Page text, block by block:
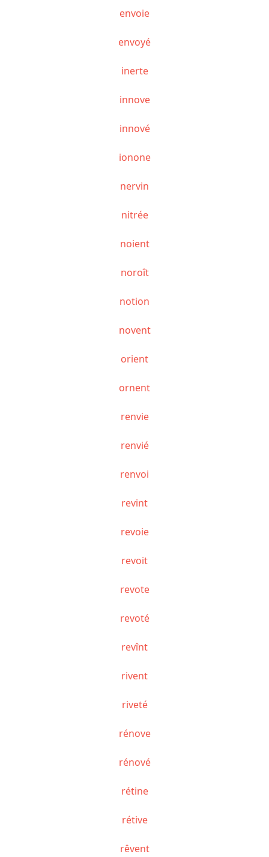
envoie
envoyé
inerte
innove
innové
ionone
nervin
nitrée
noient
noroît
notion
novent
orient
ornent
renvie
renvié
renvoi
revint
revoie
revoit
revote
revoté
revînt
rivent
riveté
rénove
rénové
rétine
rétive
rêvent